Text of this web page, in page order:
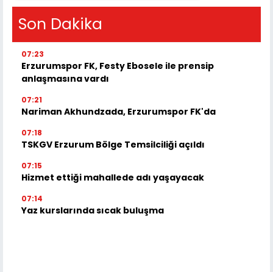
Son Dakika
07:23
Erzurumspor FK, Festy Ebosele ile prensip
anlaşmasına vardı
07:21
Nariman Akhundzada, Erzurumspor FK'da
07:18
TSKGV Erzurum Bölge Temsilciliği açıldı
07:15
Hizmet ettiği mahallede adı yaşayacak
07:14
Yaz kurslarında sıcak buluşma